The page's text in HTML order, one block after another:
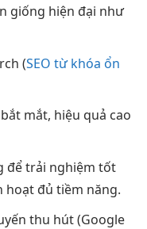
giống hiện đại như
(SEO từ khóa ổn
bắt mắt, hiệu quả cao
đểtrải nghiệm tốt
hoạtđủ tiềm năng.
thu hút(Google